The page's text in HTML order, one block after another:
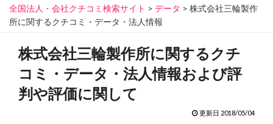
全国法人・会社クチコミ検索サイト > データ > 株式会社三輪製作
所に関するクチコミ・データ・法人情報
株式会社三輪製作所に関するクチ
コミ・データ・法人情報および評
判や評価に関して
更新日 2018/05/04